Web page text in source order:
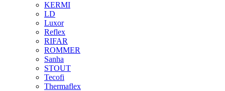
KERMI
LD
Luxor
Reflex
RIFAR
ROMMER
Sanha
STOUT
Tecofi
Thermaflex